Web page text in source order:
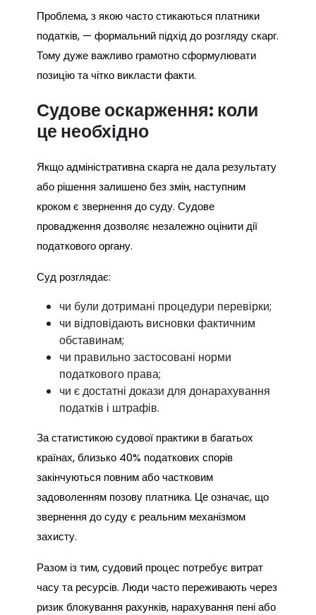
Проблема, з якою часто стикаються платники
податків, — формальний підхід до розгляду скарг.
Тому дуже важливо грамотно сформулювати
позицію та чітко викласти факти.
Судове оскарження: коли
це необхідно
Якщо адміністративна скарга не дала результату
або рішення залишено без змін, наступним
кроком є звернення до суду. Судове
провадження дозволяє незалежно оцінити дії
податкового органу.
Суд розглядає:
чи були дотримані процедури перевірки;
чи відповідають висновки фактичним
обставинам;
чи правильно застосовані норми
податкового права;
чи є достатні докази для донарахування
податків і штрафів.
За статистикою судової практики в багатьох
країнах, близько 40% податкових спорів
закінчуються повним або частковим
задоволенням позову платника. Це означає, що
звернення до суду є реальним механізмом
захисту.
Разом із тим, судовий процес потребує витрат
часу та ресурсів. Люди часто переживають через
ризик блокування рахунків, нарахування пені або